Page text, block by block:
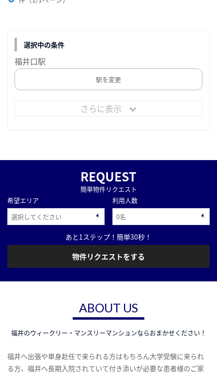
選択中の条件
福井口駅
駅を変更
さらに表示
REQUEST
簡単物件リクエスト
希望エリア
利用人数
あと1ステップ！簡単30秒！
物件リクエストをする
ABOUT US
福井のウィークリー・マンスリーマンションならおまかせください！
福井へ出張や単身赴任で来られる方はもちろん大学受験に来られ
る方、福井へ長期入院されていて付き添いが必要な患者様のご家